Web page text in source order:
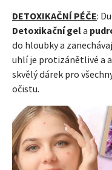
DETOXIKAČNÍ PÉČE:
Detoxikační gela
do hloubky a
uhlí je protizánětlivé a
skvělý dárek pro
očistu.